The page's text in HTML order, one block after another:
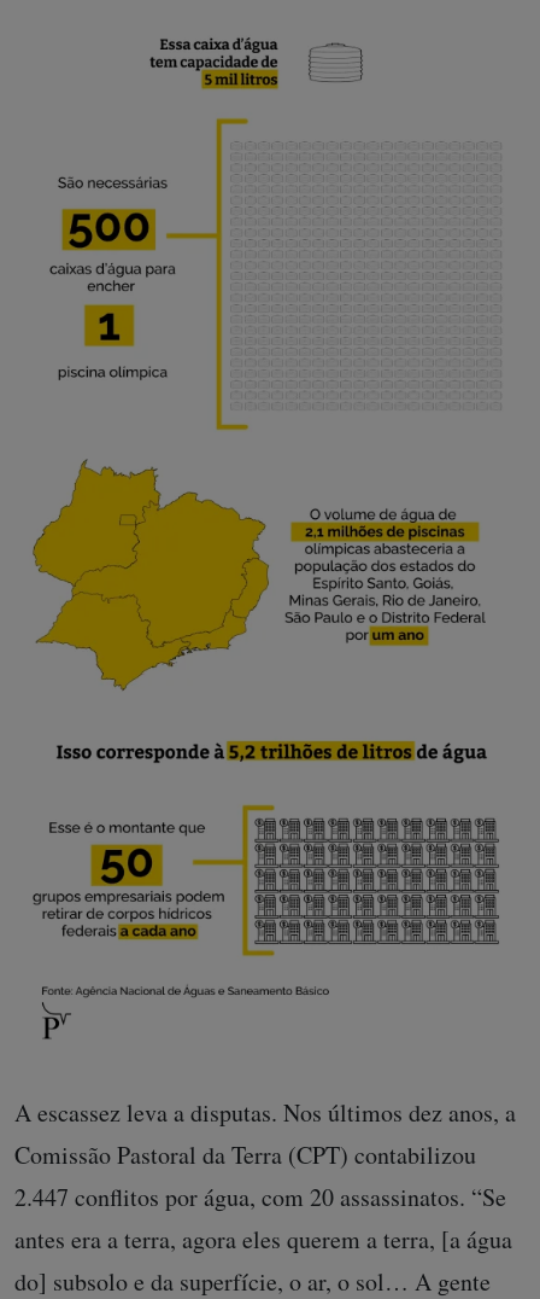
A escassez leva a disputas. Nos últimos dez anos, a
Comissão Pastoral da Terra (CPT) contabilizou
2.447 conflitos por água, com 20 assassinatos. “Se
antes era a terra, agora eles querem a terra, [a água
do] subsolo e da superfície, o ar, o sol… A gente